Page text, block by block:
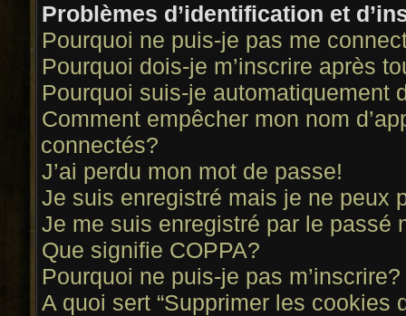
Problèmes d’identification et
Pourquoi ne puis-je pas me
Pourquoi dois-je m’inscrire après
Pourquoi suis-je automatiquement
Comment empêcher mon nom
connectés?
J’ai perdu mon mot de passe!
Je suis enregistré mais je ne peux
Je me suis enregistré par le passé
Que signifie COPPA?
Pourquoi ne puis-je pas m’inscrire?
A quoi sert “Supprimer les cookies